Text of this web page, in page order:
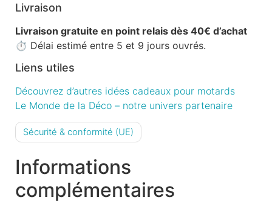
Livraison
Livraison gratuite en point relais dès 40€ d’achat
⏱️ Délai estimé entre 5 et 9 jours ouvrés.
Liens utiles
Découvrez d’autres idées cadeaux pour motards
Le Monde de la Déco – notre univers partenaire
Sécurité & conformité (UE)
Informations
complémentaires